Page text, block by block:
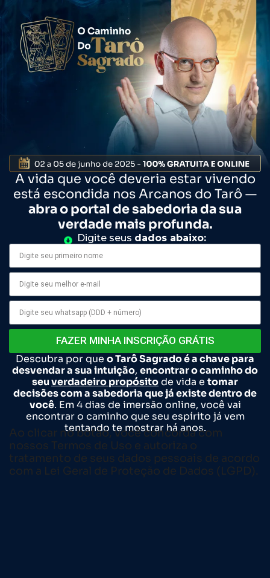
A vida que você deveria estar vivendo
está escondida nos Arcanos do Tarô —
abra o portal de sabedoria da sua
verdade mais profunda.
Digite seus dados abaixo:
FAZER MINHA INSCRIÇÃO GRÁTIS
Descubra por que o Tarô Sagrado é a chave para
desvendar a sua intuição, encontrar o caminho do
seuverdadeiro propósitode vida e tomar
decisões com a sabedoria que já existe dentro de
você. Em 4 dias de imersão online, você vai
encontrar o caminho que seu espírito já vem
tentando te mostrar há anos.
Ao clicar no botão, você concorda com
nossos Termos de Uso e autoriza o
tratamento de seus dados pessoais de acordo
com a Lei Geral de Proteção de Dados (LGPD).